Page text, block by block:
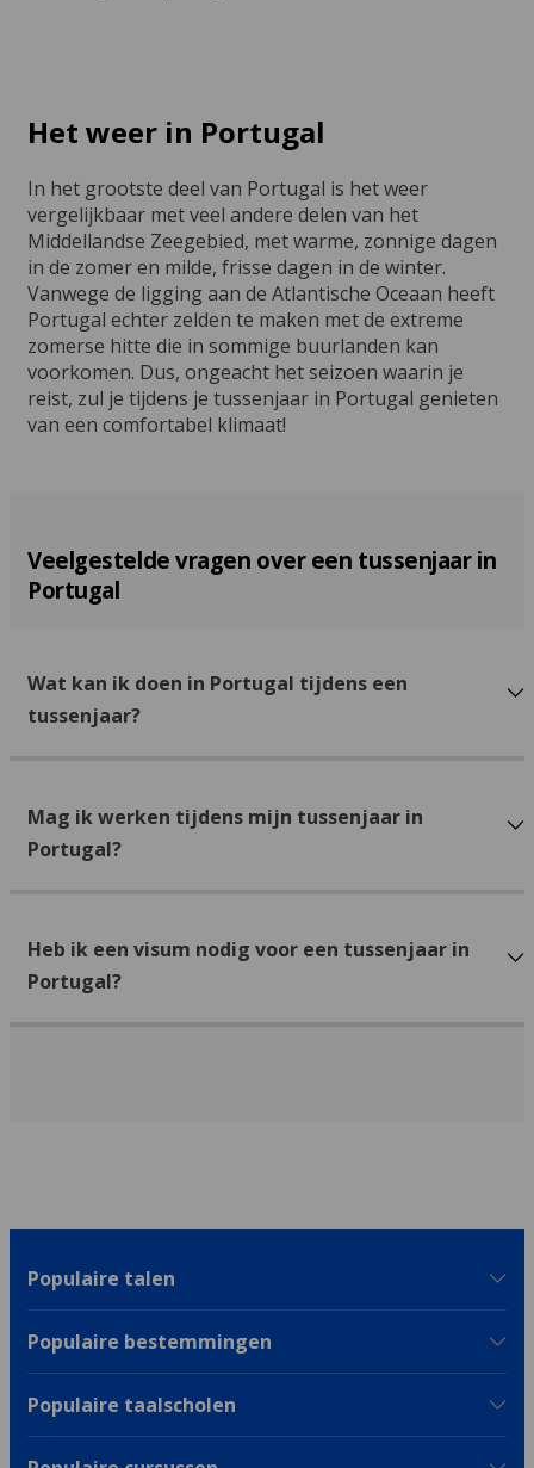
Het weer in Portugal
In het grootste deel van Portugal is het weer
vergelijkbaar met veel andere delen van het
Middellandse Zeegebied, met warme, zonnige dagen
in de zomer en milde, frisse dagen in de winter.
Vanwege de ligging aan de Atlantische Oceaan heeft
Portugal echter zelden te maken met de extreme
zomerse hitte die in sommige buurlanden kan
voorkomen. Dus, ongeacht het seizoen waarin je
reist, zul je tijdens je tussenjaar in Portugal genieten
van een comfortabel klimaat!
Veelgestelde vragen over een tussenjaar in
Portugal
Wat kan ik doen in Portugal tijdens een
tussenjaar?
Mag ik werken tijdens mijn tussenjaar in
Portugal?
Heb ik een visum nodig voor een tussenjaar in
Portugal?
Populaire talen
Populaire bestemmingen
Populaire taalscholen